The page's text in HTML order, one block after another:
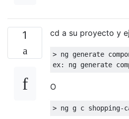
1 cd a su proyecto y
> ng generate
O